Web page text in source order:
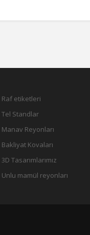
Raf etiketleri
Tel Standlar
Manav Reyonları
Bakliyat Kovaları
3D Tasarımlarımız
Unlu mamül reyonları